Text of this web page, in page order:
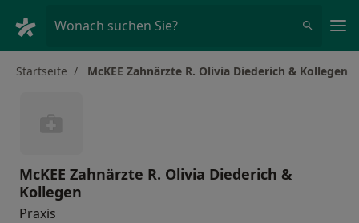
Wonach suchen Sie?
Startseite McKEE Zahnärzte R. Olivia Diederich & Kollegen
McKEE Zahnärzte R. Olivia Diederich &
Kollegen
Praxis